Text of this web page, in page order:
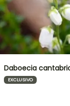
Daboecia
EXCLUSIVO